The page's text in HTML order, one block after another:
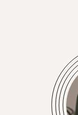
Sustainable
überzeugt.
Group
grüne